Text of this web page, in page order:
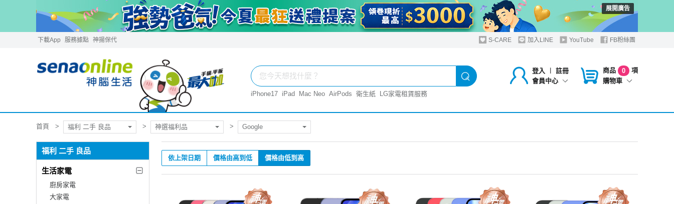
展開廣告
下載App 服務據點 神揚保代 S-CARE 加入LINE YouTube FB粉絲團
登入 ︱
註冊
會員中心
商品 0
項
購物車
iPhone17 iPad Mac Neo AirPods 衛生紙 LG家電租賃服務
首頁 福利 二手 良品 神選福利品 Google
福利 二手 良品
生活家電
廚房家電
大家電
依上架日期 價格由高到低 價格由低到高